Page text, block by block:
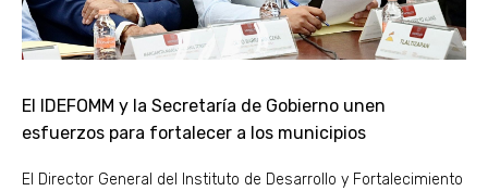
El IDEFOMM y la Secretaría de Gobierno unen
esfuerzos para fortalecer a los municipios
El Director General del Instituto de Desarrollo y Fortalecimiento